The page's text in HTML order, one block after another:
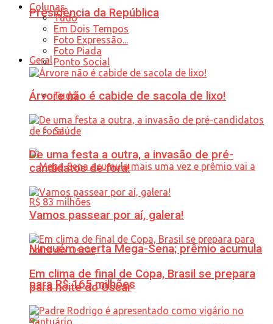
Presidência da República
Geral
Tudo
Saúde
Ninguém acerta Mega-Sena; prêmio acumula
para R$ 165 milhões
Colunas
Tudo
Em Dois Tempos
Foto Expressão...
Foto Piada
Ponto Social
Árvore não é cabide de sacola de lixo!
De uma festa a outra, a invasão de pré-
candidatos de fora!
Vamos passear por aí, galera!
Em clima de final de Copa, Brasil se prepara
para noite do Oscar